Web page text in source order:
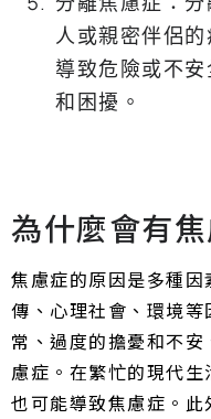
人或親密伴侶
導致危險或不
和困擾。
為什麼會有
焦慮症的原因是多種
傳、心理社會、環境
常、過度的擔憂和不
慮症。在繁忙的現代生
也可能導致焦慮症。